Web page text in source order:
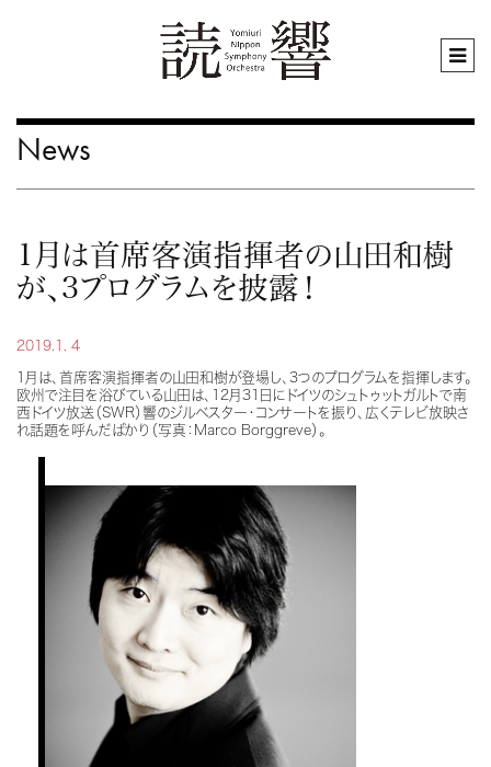
News
1月は首席客演指揮者の山田和樹
が、3プログラムを披露！
2019.1. 4
1月は、首席客演指揮者の山田和樹が登場し、3つのプログラムを指揮します。
欧州で注目を浴びている山田は、12月31日にドイツのシュトゥットガルトで南
西ドイツ放送（SWR）響のジルベスター・コンサートを振り、広くテレビ放映さ
れ話題を呼んだばかり（写真：Marco Borggreve）。